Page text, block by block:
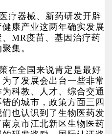
疗器械、新药研发开辟
康产业这两年确实发展
MR疫苗、基因治疗药
集。
在全国来说肯定是最好
了发展会出台一些非常
科教、人才、综合交通
的城市，政策方面三四
也认识到了生物医药发
京市江北新区生物医药